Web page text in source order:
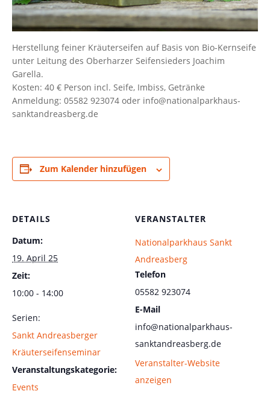
Herstellung feiner Kräuterseifen auf Basis von Bio-Kernseife
unter Leitung des Oberharzer Seifensieders Joachim
Garella.
Kosten: 40 € Person incl. Seife, Imbiss, Getränke
Anmeldung: 05582 923074 oder info@nationalparkhaus-
sanktandreasberg.de
Zum Kalender hinzufügen
DETAILS
Datum:
19. April 25
Zeit:
10:00 - 14:00
Serien:
Sankt Andreasberger
Kräuterseifenseminar
Veranstaltungskategorie:
Events
VERANSTALTER
Nationalparkhaus Sankt
Andreasberg
Telefon
05582 923074
E-Mail
info@nationalparkhaus-
sanktandreasberg.de
Veranstalter-Website
anzeigen